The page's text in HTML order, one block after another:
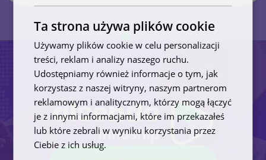
Ta strona używa plików cookie
Używamy plików cookie w celu personalizacji
treści, reklam i analizy naszego ruchu.
Udostępniamy również informacje o tym, jak
korzystasz z naszej witryny, naszym partnerom
reklamowym i analitycznym, którzy mogą łączyć
je z innymi informacjami, które im przekazałeś
lub które zebrali w wyniku korzystania przez
Ciebie z ich usług.